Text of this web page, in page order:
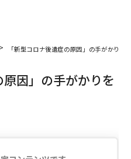
「新型コロナ後遺症の原因」の手がかりを
原因」の手がかりを